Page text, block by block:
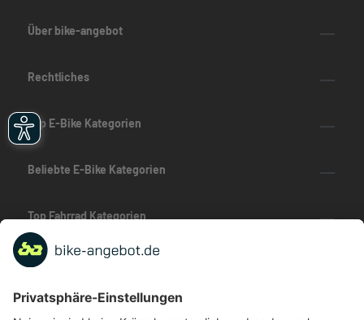
Über bike-angebot
Rechtliches
Top E-Bike Kategorien
Beliebte E-Bike Kategorien
Top Fahrrad Kategorien
Beliebte Fahrrad-Kategorien
Marken-Highlights